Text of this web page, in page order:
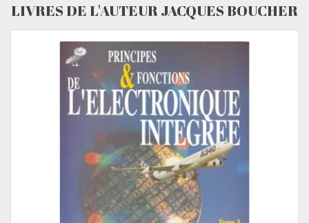
LIVRES DE L'AUTEUR JACQUES BOUCHER